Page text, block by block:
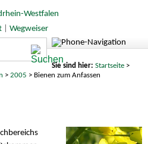
| Wegweiser
Sie sind hier: Startseite>
> 2005 > Bienen zum Anfassen